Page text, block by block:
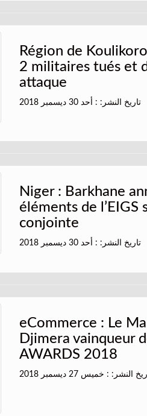
Région de
2 militaires tués et
attaque
تاريخ النشر: : أحد 30 ديسمبر 2018
Niger : Barkhane
éléments de
conjointe
تاريخ النشر: : أحد 30 ديسمبر 2018
eCommerce : Le
Djimera vainqueur
AWARDS 2018
النشر: : خميس 27 ديسمبر 2018